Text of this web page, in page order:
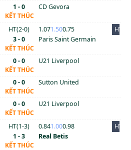
1 - 0 CD Gevora
KẾT THÚC
HT(2-0) 1.071.500.75
HT
3 - 0 Paris Saint Germain
KẾT THÚC
0 - 0 U21 Liverpool
KẾT THÚC
0 - 0 Sutton United
KẾT THÚC
0 - 0 U21 Liverpool
KẾT THÚC
HT(1-3) 0.841.000.98
HT
1 - 3 Real Betis
KẾT THÚC